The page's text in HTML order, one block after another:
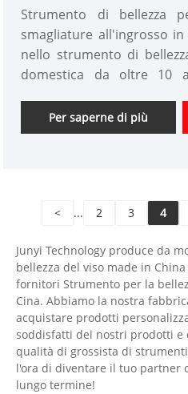
Strumento di bellezza
smagliature all'ingrosso in
nello strumento di
domestica da oltre 10
avere un buon vantaggio
professionali di
Per saperne di più
< ... 2 3 4
Junyi Technology produce da
bellezza del viso made in
fornitori Strumento per la
Cina. Abbiamo la nostra
acquistare prodotti
soddisfatti dei nostri prodotti e
qualità di grossista di
l'ora di diventare il tuo partner
lungo termine!